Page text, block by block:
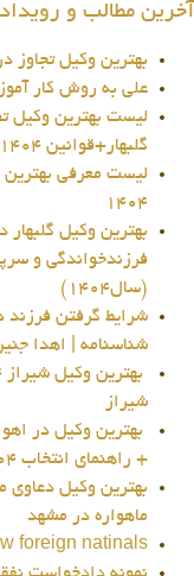
آخرین مطالب و
بهترین وکیل تجاوز در
علی به روش کار
لیست بهترین وکیل
گلبهار+قوانین 1404
لیست معرفی بهترین
1404
بهترین وکیل گلبهار
فرزندخواندگی و
(سال1404)
شرایط گرفتن فرزند
شناسنامه | اهدا
شیراز
بهترین وکیل در
+ راهنمای انتخاب 1404
بهترین وکیل
ماهواره در مشهد
foreign natinals